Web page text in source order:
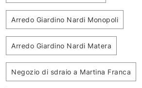
Arredo Giardino Nardi Monopoli
Arredo Giardino Nardi Matera
Negozio di sdraio a Martina Franca